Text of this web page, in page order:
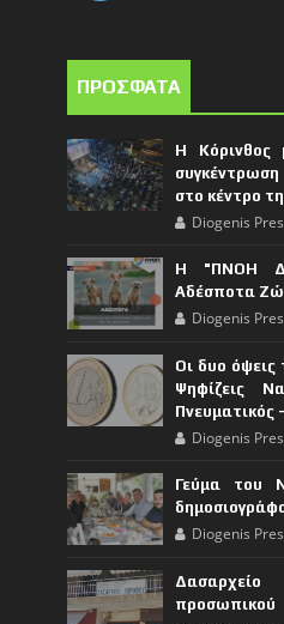
ΠΡΟΣΦΑΤΑ
Η Κόρινθος
στο κέντρο
Diogenis
Η "ΠΝΟΗ
Αδέσποτα
Diogenis
Οι δυο όψεις
Ψηφίζεις
Πνευματικός
Diogenis
Γεύμα του
Diogenis
Δασαρχείο
προσωπικού